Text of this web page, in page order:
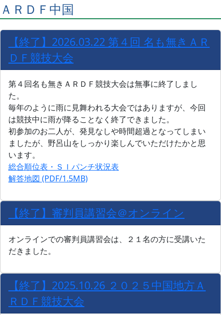
ＡＲＤＦ中国
【終了】2026.03.22 第４回 名も無きＡＲ
ＤＦ競技大会
第４回名も無きＡＲＤＦ競技大会は無事に終了しまし
た。
毎年のように雨に見舞われる大会ではありますが、今回
は競技中に雨が降ることなく終了できました。
初参加のお二人が、発見なしや時間超過となってしまい
ましたが、野呂山をしっかり楽しんでいただけたかと思
います。
総合順位表・ＳＩパンチ状況表
解答地図 (PDF/1.5MB)
【終了】審判員講習会＠オンライン
オンラインでの審判員講習会は、２１名の方に受講いた
だきました。
【終了】2025.10.26 ２０２５中国地方Ａ
ＲＤＦ競技大会